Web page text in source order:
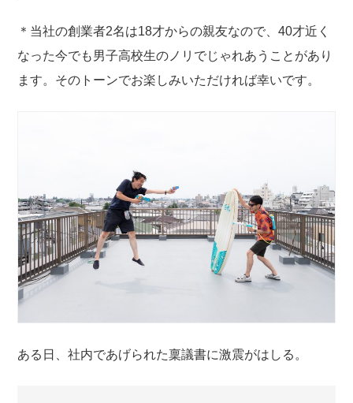
＊当社の創業者2名は18才からの親友なので、40才近く
なった今でも男子高校生のノリでじゃれあうことがあり
ます。そのトーンでお楽しみいただければ幸いです。
ある日、社内であげられた稟議書に激震がはしる。